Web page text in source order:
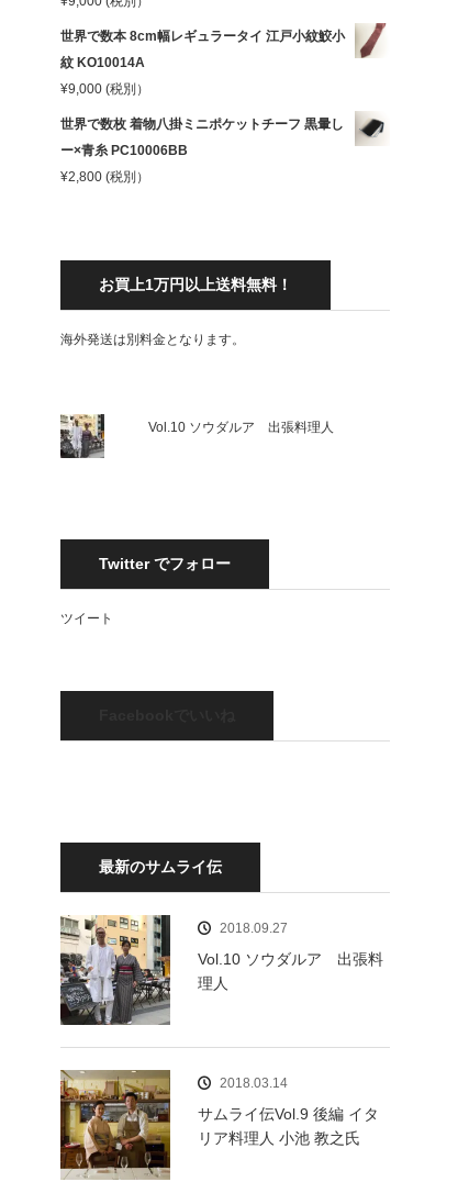
世界で数本 8cm幅レギュラータイ 江戸小紋鮫小
紋 KO10014A
¥9,000 (税別）
世界で数枚 着物八掛ミニポケットチーフ 黒暈し
ー×青糸 PC10006BB
¥2,800 (税別）
お買上1万円以上送料無料！
海外発送は別料金となります。
Vol.10 ソウダルア 出張料理人
Twitter でフォロー
ツイート
最新のサムライ伝
2018.09.27
Vol.10 ソウダルア 出張料
理人
2018.03.14
サムライ伝Vol.9 後編 イタ
リア料理人 小池 教之氏